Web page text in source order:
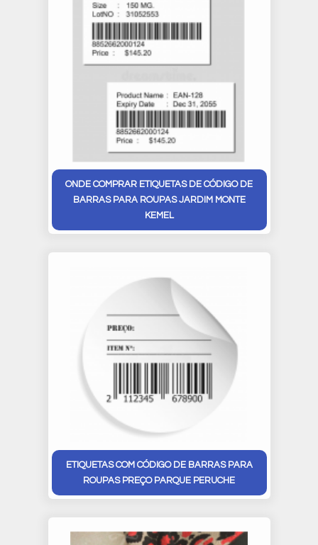
ONDE COMPRAR ETIQUETAS DE CÓDIGO DE
BARRAS PARA ROUPAS JARDIM MONTE
KEMEL
ETIQUETAS COM CÓDIGO DE BARRAS PARA
ROUPAS PREÇO PARQUE PERUCHE